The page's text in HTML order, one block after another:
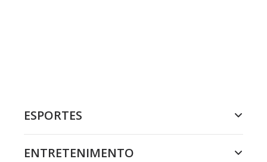
ESPORTES
ENTRETENIMENTO